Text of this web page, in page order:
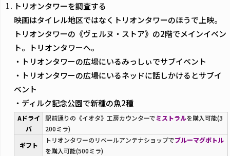
トリオンタワーを調査する
映画はタイレル地区ではなくトリオンタワーのほうで上映。
トリオンタワーの《ヴェルヌ・ストア》の2階でメインイベン
ト。トリオンタワーへ。
・トリオンタワーの広場にいるみっしぃでサブイベント
・トリオンタワーの広場にいるネッドに話しかけるとサブイ
ベント
・ディルク記念公園で新種の魚2種
Aドライ
バ
駅前通りの《イオタ》工房カウンターでミストラルを購入可能(3
200ミラ)
ギフト
トリオンタワーのリベールアンテナショップでブルーマグボトル
を購入可能(500ミラ)